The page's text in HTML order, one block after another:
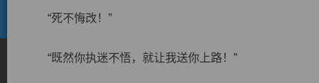
“死不悔改！”
“既然你执迷不悟，就让我送你上路！”